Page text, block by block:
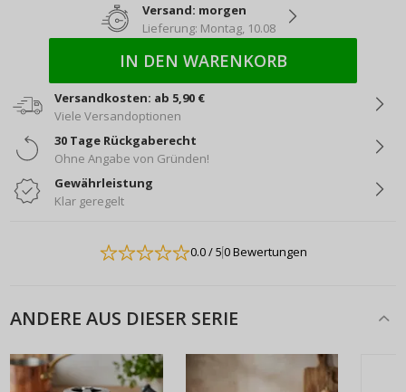
Versand: morgen
Lieferung: Montag, 10.08
IN DEN WARENKORB
Versandkosten: ab 5,90 €
Viele Versandoptionen
30 Tage Rückgaberecht
Ohne Angabe von Gründen!
Gewährleistung
Klar geregelt
0.0/ 50 Bewertungen
ANDERE AUS DIESER SERIE